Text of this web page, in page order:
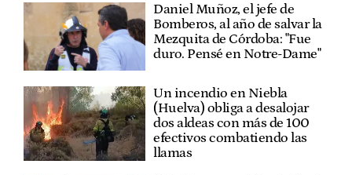
Daniel Muñoz, el jefe de
Bomberos, al año de salvar la
Mezquita de Córdoba: "Fue
duro. Pensé en Notre-Dame"
Un incendio en Niebla
(Huelva) obliga a desalojar
dos aldeas con más de 100
efectivos combatiendo las
llamas